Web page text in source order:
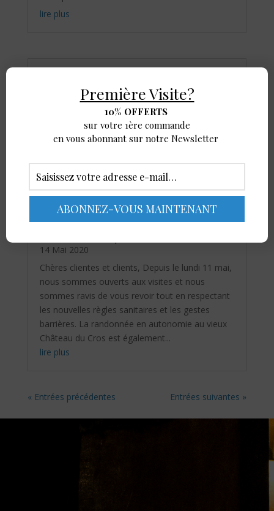
lire plus
23 Mar 2021
Nous sommes ouverts aux dégustations de vins
au Château du Cros ! Profitez du beau temps de
cette semaine pour nous rendre une petite visite
vins, blancs rouges et rosés. A très bientôt.
lire plus
14 Mai 2020
Chères clientes et clients, Depuis le lundi 11 mai,
nous sommes ouverts aux visites et nous
sommes ravis de vous revoir tout en respectant
les nouvelles règles sanitaires et les gestes
barrières. La randonnée en autonomie au vieux
Château du Cros est également...
lire plus
« Entrées précédentes Entrées suivantes »
Première Visite?
10% OFFERTS
sur votre 1ère commande
en vous abonnant sur notre Newsletter